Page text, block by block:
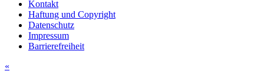
Kontakt
Haftung und Copyright
Datenschutz
Impressum
Barrierefreiheit
«